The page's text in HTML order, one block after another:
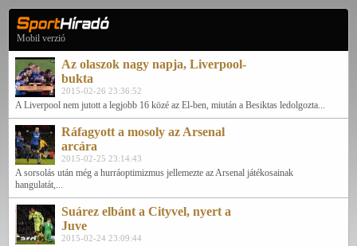
Mobil verzió
Az olaszok nagy napja, Liverpool-
bukta
2015-02-26 23:36:52
A Liverpool nem jutott a legjobb 16 közé az El-ben, miután a Besiktas ledolgozta...
Ráfagyott a mosoly az Arsenal
arcára
2015-02-25 23:14:43
A sorsolás után még a hurráoptimizmus jellemezte az Arsenal játékosainak
hangulatát,...
Suárez elbánt a Cityvel, nyert a
Juve
2015-02-24 23:09:44